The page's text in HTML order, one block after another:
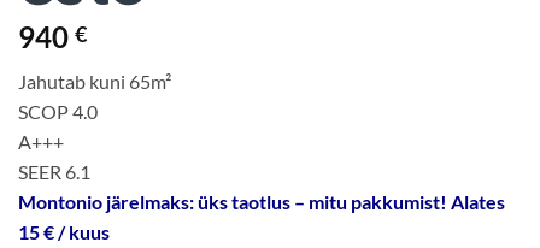
940 €
Jahutab kuni 65m²
SCOP 4.0
A+++
SEER 6.1
Montonio järelmaks: üks taotlus – mitu pakkumist! Alates
15 € / kuus